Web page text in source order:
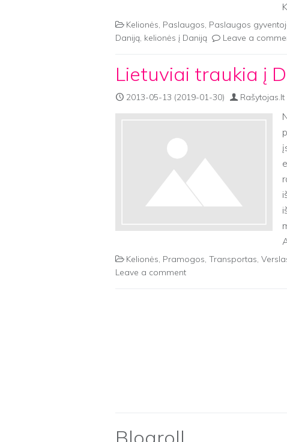
Kelionės, Paslaugos, Paslaugos
Daniją, kelionės į Daniją Leave a
Lietuviai traukia į
2013-05-13 (2019-01-30) Rašytojas.lt
Kelionės, Pramogos, Transportas,
Leave a comment
Blogroll